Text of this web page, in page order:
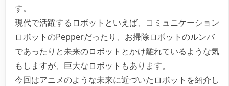
す。
現代で活躍するロボットといえば、コミュニケーション
ロボットのPepperだったり、お掃除ロボットのルンバ
であったりと未来のロボットとかけ離れているような気
もしますが、巨大なロボットもあります。
今回はアニメのような未来に近づいたロボットを紹介し